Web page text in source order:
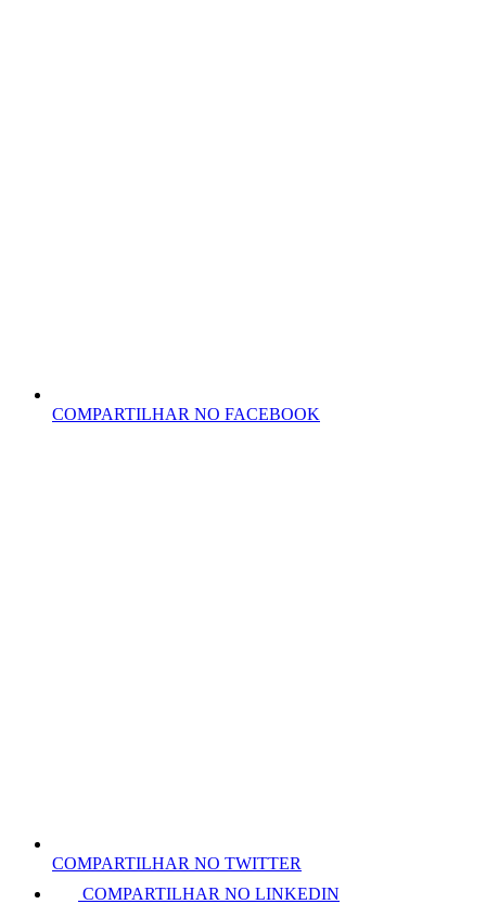
COMPARTILHAR NO FACEBOOK
COMPARTILHAR NO TWITTER
COMPARTILHAR NO LINKEDIN